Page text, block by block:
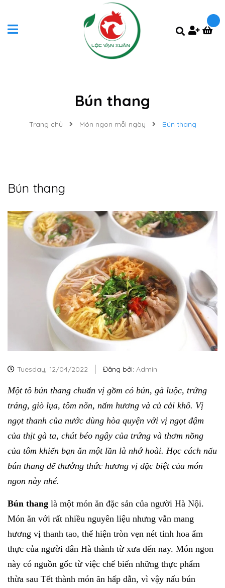
Bún thang
Trang chủ Món ngon mỗi ngày Bún thang
Bún thang
Tuesday, 12/04/2022 Đăng bởi: Admin
Một tô bún thang chuẩn vị gồm có bún, gà luộc, trứng
tráng, giò lụa, tôm nõn, nấm hương và củ cải khô. Vị
ngọt thanh của nước dùng hòa quyện với vị ngọt đậm
của thịt gà ta, chút béo ngậy của trứng và thơm nồng
của tôm khiến bạn ăn một lần là nhớ hoài. Học cách nấu
bún thang để thưởng thức hương vị đặc biệt của món
ngon này nhé.
Bún thang là một món ăn đặc sản của người Hà Nội.
Món ăn với rất nhiều nguyên liệu nhưng vẫn mang
hương vị thanh tao, thể hiện tròn vẹn nét tinh hoa ẩm
thực của người dân Hà thành từ xưa đến nay. Món ngon
này có nguồn gốc từ việc chế biến những thực phẩm
thừa sau Tết thành món ăn hấp dẫn, vì vậy nấu bún